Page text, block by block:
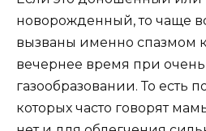
новорожденный, то чаще
вызваны именно спазмом
вечернее время при
газообразовании. То есть
которых часто говорят